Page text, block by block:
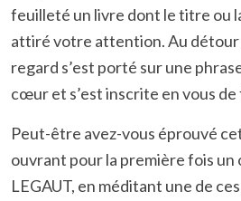
feuilleté un livre dont le titre ou
attiré votre attention. Au détour
regard s’est porté sur une
cœur et s’est inscrite en vous
Peut-être avez-vous éprouvé
ouvrant pour la première fois un
LEGAUT, en méditant une de